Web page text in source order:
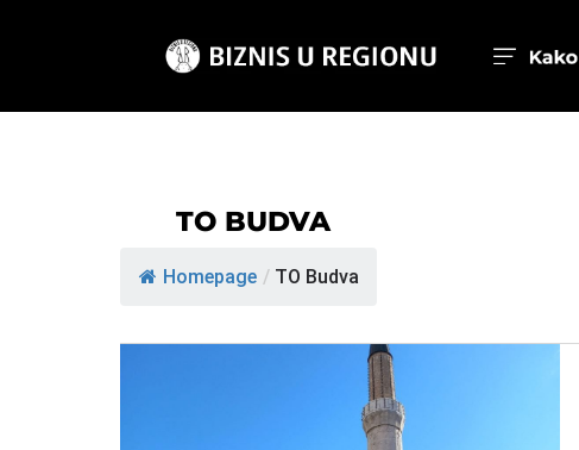
TO BUDVA
Homepage / TO Budva